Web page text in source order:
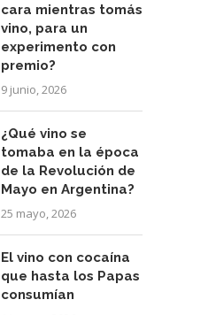
cara mientras tomás
vino, para un
experimento con
premio?
9 junio, 2026
¿Qué vino se
tomaba en la época
de la Revolución de
Mayo en Argentina?
25 mayo, 2026
El vino con cocaína
que hasta los Papas
consumían